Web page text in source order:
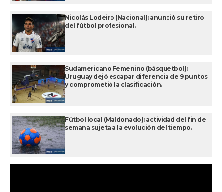
Nicolás Lodeiro (Nacional): anunció su retiro
del fútbol profesional.
Sudamericano Femenino (básquetbol):
Uruguay dejó escapar diferencia de 9 puntos
y comprometió la clasificación.
Fútbol local (Maldonado): actividad del fin de
semana sujeta a la evolución del tiempo.